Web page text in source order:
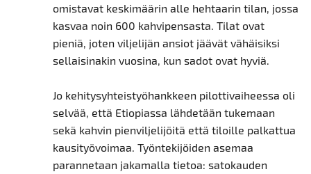
omistavat keskimäärin alle hehtaarin tilan, jossa
kasvaa noin 600 kahvipensasta. Tilat ovat
pieniä, joten viljelijän ansiot jäävät vähäisiksi
sellaisinakin vuosina, kun sadot ovat hyviä.
Jo kehitysyhteistyöhankkeen pilottivaiheessa oli
selvää, että Etiopiassa lähdetään tukemaan
sekä kahvin pienviljelijöitä että tiloille palkattua
kausityövoimaa. Työntekijöiden asemaa
parannetaan jakamalla tietoa: satokauden